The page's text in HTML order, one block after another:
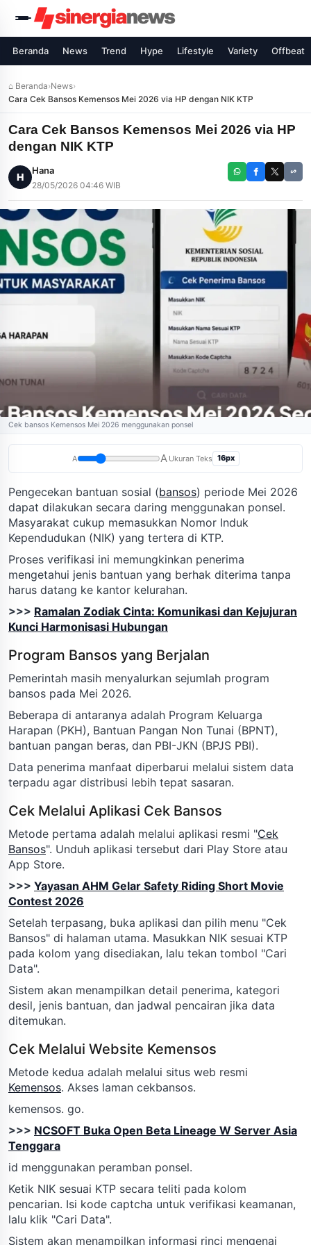
Beranda News Trend Hype Lifestyle Variety Offbeat
⌂ Beranda›News›
Cara Cek Bansos Kemensos Mei 2026 via HP dengan NIK KTP
Cara Cek Bansos Kemensos Mei 2026 via HP
dengan NIK KTP
H
Hana
28/05/2026 04:46 WIB
Cek bansos Kemensos Mei 2026 menggunakan ponsel
A A Ukuran Teks 16px
Pengecekan bantuan sosial (bansos) periode Mei 2026
dapat dilakukan secara daring menggunakan ponsel.
Masyarakat cukup memasukkan Nomor Induk
Kependudukan (NIK) yang tertera di KTP.
Proses verifikasi ini memungkinkan penerima
mengetahui jenis bantuan yang berhak diterima tanpa
harus datang ke kantor kelurahan.
>>> Ramalan Zodiak Cinta: Komunikasi dan Kejujuran
Kunci Harmonisasi Hubungan
Program Bansos yang Berjalan
Pemerintah masih menyalurkan sejumlah program
bansos pada Mei 2026.
Beberapa di antaranya adalah Program Keluarga
Harapan (PKH), Bantuan Pangan Non Tunai (BPNT),
bantuan pangan beras, dan PBI-JKN (BPJS PBI).
Data penerima manfaat diperbarui melalui sistem data
terpadu agar distribusi lebih tepat sasaran.
Cek Melalui Aplikasi Cek Bansos
Metode pertama adalah melalui aplikasi resmi "Cek
Bansos". Unduh aplikasi tersebut dari Play Store atau
App Store.
>>> Yayasan AHM Gelar Safety Riding Short Movie
Contest 2026
Setelah terpasang, buka aplikasi dan pilih menu "Cek
Bansos" di halaman utama. Masukkan NIK sesuai KTP
pada kolom yang disediakan, lalu tekan tombol "Cari
Data".
Sistem akan menampilkan detail penerima, kategori
desil, jenis bantuan, dan jadwal pencairan jika data
ditemukan.
Cek Melalui Website Kemensos
Metode kedua adalah melalui situs web resmi
Kemensos. Akses laman cekbansos.
kemensos. go.
>>> NCSOFT Buka Open Beta Lineage W Server Asia
Tenggara
id menggunakan peramban ponsel.
Ketik NIK sesuai KTP secara teliti pada kolom
pencarian. Isi kode captcha untuk verifikasi keamanan,
lalu klik "Cari Data".
Sistem akan menampilkan informasi rinci mengenai